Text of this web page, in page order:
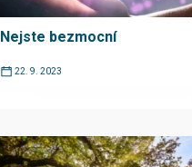
Nejste bezmocní
22. 9. 2023